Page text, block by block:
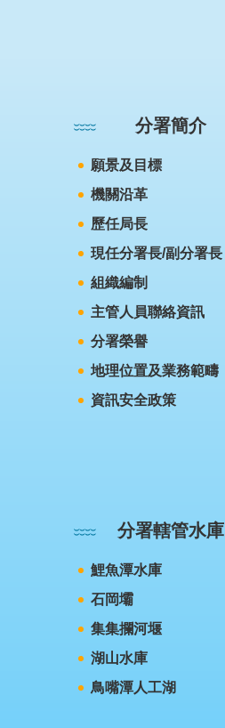
分署簡介
願景及目標
機關沿革
歷任局長
現任分署長/副分署長
組織編制
主管人員聯絡資訊
分署榮譽
地理位置及業務範疇
資訊安全政策
分署轄管水庫
鯉魚潭水庫
石岡壩
集集攔河堰
湖山水庫
鳥嘴潭人工湖